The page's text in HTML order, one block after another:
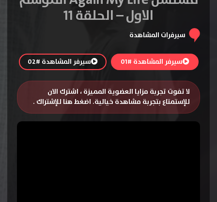
الاول – الحلقة 11
سيرفرات المشاهدة
سيرفر المشاهدة #01 سيرفر المشاهدة #02
لا تفوت تجربة مزايا العضوية المميزة ، اشترك الان
للإستمتاع بتجربة مشاهدة خيالية. اضغط هنا للإشتراك .